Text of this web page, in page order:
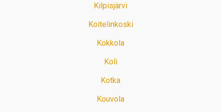
Kilpisjärvi
Koitelinkoski
Kokkola
Koli
Kotka
Kouvola